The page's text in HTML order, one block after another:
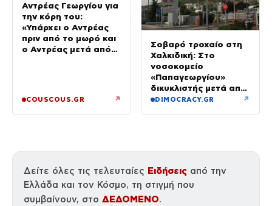
Αντρέας Γεωργίου για
την κόρη του:
«Υπάρχει ο Αντρέας
πριν από το μωρό και
ο Αντρέας μετά από
COUSCOUS.GR ↗
Σοβαρό τροχαίο στη
Χαλκιδική: Στο
νοσοκομείο
«Παπαγεωργίου»
δικυκλιστής μετά από
σύγκρουση
DIMOCRACY.GR ↗
Δείτε όλες τις τελευταίες Ειδήσεις από την
Ελλάδα και τον Κόσμο, τη στιγμή που
συμβαίνουν, στο ΔΕΔΟΜΕΝΟ.